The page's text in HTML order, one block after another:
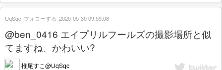
@ben_0416 エイプリルフールズの撮影場所と似
てますね、かわいい?
推尾すこ@UqSqc
UqSqc フォローする 2020-05-30 09:59:08